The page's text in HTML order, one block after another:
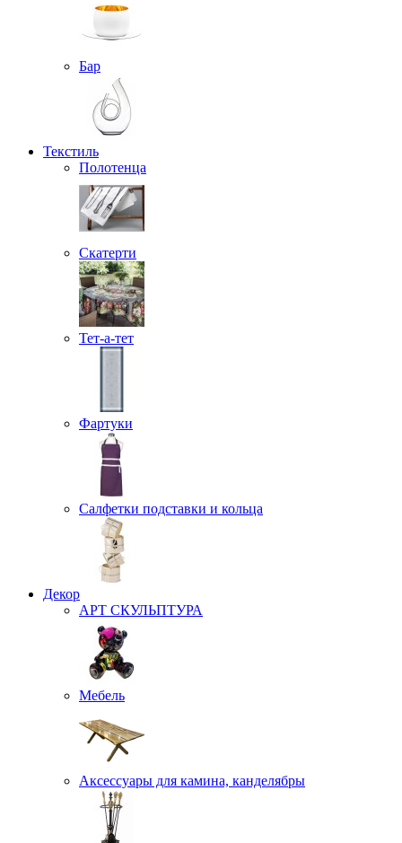
Бар
Текстиль
Полотенца
Скатерти
Тет-а-тет
Фартуки
Салфетки подставки и кольца
Декор
АРТ СКУЛЬПТУРА
Мебель
Аксессуары для камина, канделябры